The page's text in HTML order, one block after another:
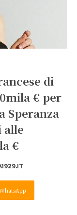
di
€ per
Speranza
alle
€